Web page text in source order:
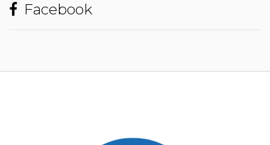
Facebook